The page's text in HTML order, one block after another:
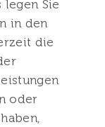
legen Sie
in den
die
oder